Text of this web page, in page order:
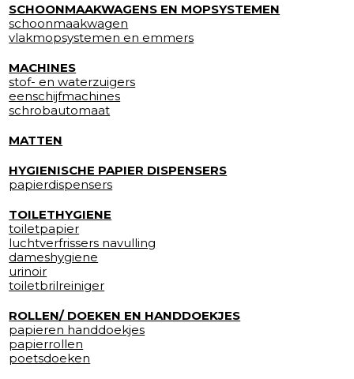
SCHOONMAAKWAGENS EN MOPSYSTEMEN
schoonmaakwagen
vlakmopsystemen en emmers
MACHINES
stof- en waterzuigers
eenschijfmachines
schrobautomaat
MATTEN
HYGIENISCHE PAPIER DISPENSERS
papierdispensers
TOILETHYGIENE
toiletpapier
luchtverfrissers navulling
dameshygiene
urinoir
toiletbrilreiniger
ROLLEN/ DOEKEN EN HANDDOEKJES
papieren handdoekjes
papierrollen
poetsdoeken